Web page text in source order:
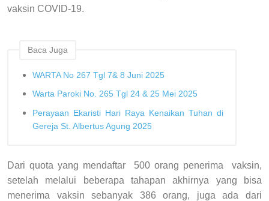
vaksin COVID-19.
Baca Juga
WARTA No 267 Tgl 7& 8 Juni 2025
Warta Paroki No. 265 Tgl 24 & 25 Mei 2025
Perayaan Ekaristi Hari Raya Kenaikan Tuhan di
Gereja St. Albertus Agung 2025
Dari quota yang mendaftar 500 orang penerima vaksin,
setelah melalui beberapa tahapan akhirnya yang bisa
menerima vaksin sebanyak 386 orang, juga ada dari